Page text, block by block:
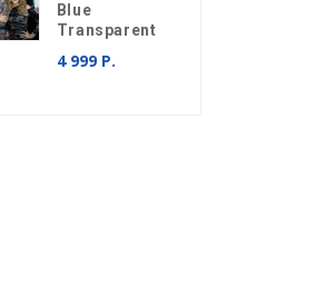
Blue
Transparent
4 999 Р.